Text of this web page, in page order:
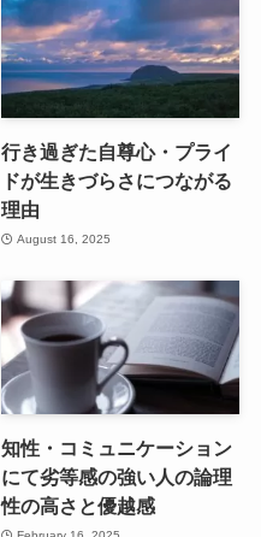
行き過ぎた自尊心・プライ
ドが生きづらさにつながる
理由
August 16, 2025
知性・コミュニケーション
にて劣等感の強い人の論理
性の高さと優越感